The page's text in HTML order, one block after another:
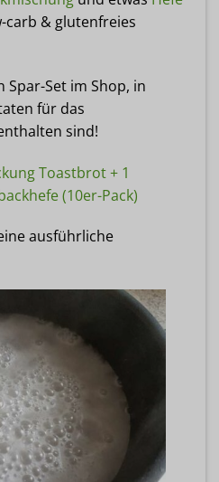
carb & glutenfreies
Set im Shop, in
für das
sind!
Toastbrot + 1
(10er-Pack)
ausführliche